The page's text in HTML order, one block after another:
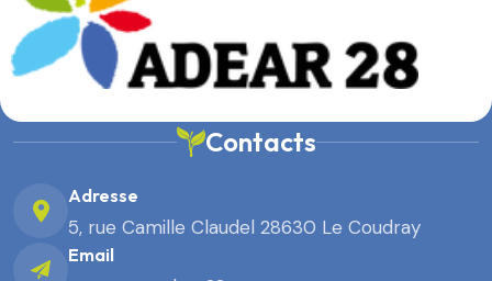
Contacts
Adresse
5, rue Camille Claudel 28630 Le Coudray
Email